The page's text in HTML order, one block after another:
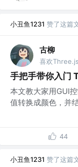
小丑鱼1231 赞了这篇
古柳
手把手带你入门
本文教大家用GUI
值转换成颜色，并
44
小丑鱼1231 赞了这篇